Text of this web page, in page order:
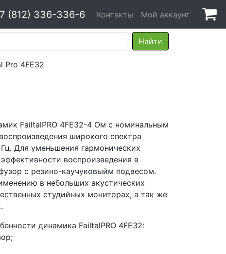
(812) 336-336-6 Контакты Мой аккаунт
Pro 4FE32
FailtalPRO 4FE32-4 Ом с номинальным
широкого спектра
Для уменьшения гармонических
воспроизведения в
с резино-каучуковыйм подвесом.
в небольших акустических
студийных мониторах, а так же
динамика FailtalPRO 4FE32: